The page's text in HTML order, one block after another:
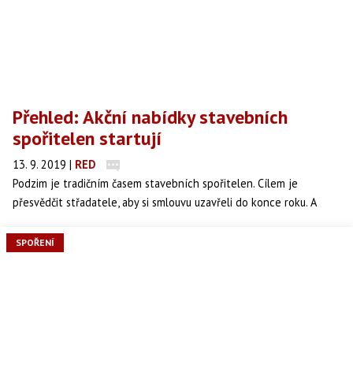
Přehled: Akční nabídky stavebních
spořitelen startují
13. 9. 2019 | RED
Podzim je tradičním časem stavebních spořitelen. Cílem je
přesvědčit střadatele, aby si smlouvu uzavřeli do konce roku. A
stavebních spořitelen mívají dvě sezóny: Jarní, která je zaměřena
SPOŘENÍ